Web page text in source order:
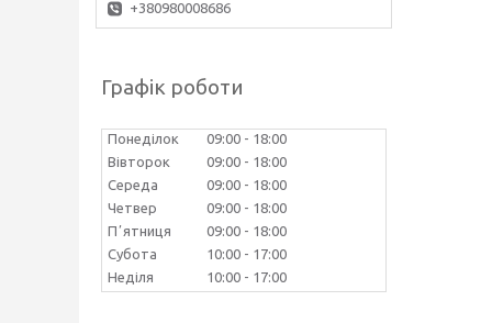
+380980008686
Графік роботи
Понеділок 09:00
18:00
Вівторок
09:00
18:00
Середа
09:00
18:00
Четвер
09:00
18:00
Пʼятниця
09:00
18:00
Субота
10:00
17:00
Неділя
10:00 17:00